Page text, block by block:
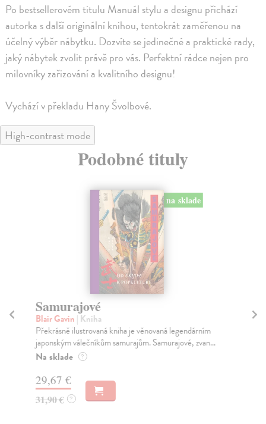
Po bestsellerovém titulu Manuál stylu a designu přichází
autorka s další originální knihou, tentokrát zaměřenou na
účelný výběr nábytku. Dozvíte se jedinečné a praktické rady,
jaký nábytek zvolit právě pro vás. Perfektní rádce nejen pro
milovníky zařizování a kvalitního designu!
Vychází v překladu Hany Švolbové.
High-contrast mode
Podobné tituly
na sklade
Samurajové
Blair Gavin | Kniha
Překrásně ilustrovaná kniha je věnovaná legendárním
japonským válečníkům samurajům. Samurajové, zvan...
Na sklade ?
29,67 €
31,90 € ?